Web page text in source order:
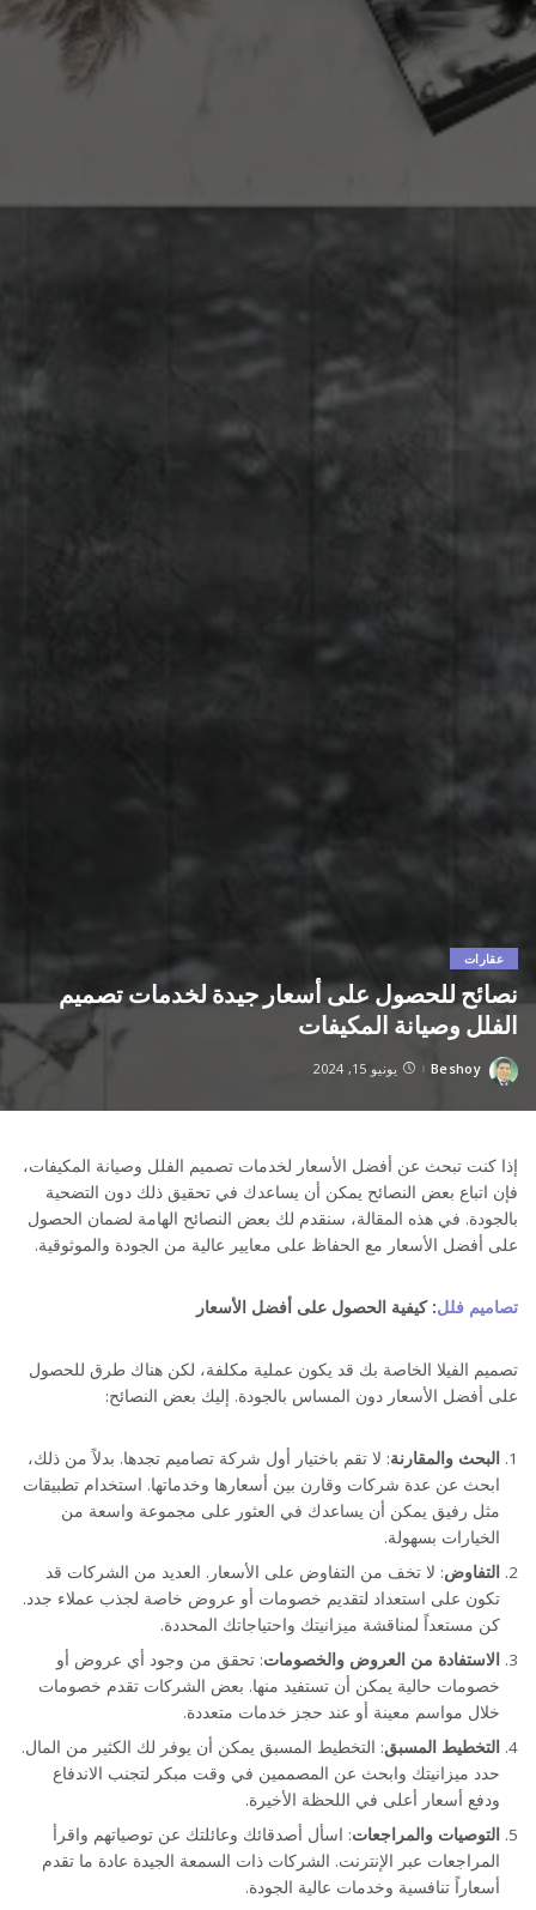
عقارات
نصائح للحصول على أسعار جيدة لخدمات تصميم
الفلل وصيانة المكيفات
Posted
Beshoy يونيو 15, 2024
إذا كنت تبحث عن أفضل الأسعار لخدمات تصميم الفلل وصيانة المكيفات،
فإن اتباع بعض النصائح يمكن أن يساعدك في تحقيق ذلك دون التضحية
بالجودة. في هذه المقالة، سنقدم لك بعض النصائح الهامة لضمان الحصول
على أفضل الأسعار مع الحفاظ على معايير عالية من الجودة والموثوقية.
تصاميم فلل: كيفية الحصول على أفضل الأسعار
تصميم الفيلا الخاصة بك قد يكون عملية مكلفة، لكن هناك طرق للحصول
على أفضل الأسعار دون المساس بالجودة. إليك بعض النصائح:
البحث والمقارنة: لا تقم باختيار أول شركة تصاميم تجدها. بدلاً من ذلك،
ابحث عن عدة شركات وقارن بين أسعارها وخدماتها. استخدام تطبيقات
مثل رفيق يمكن أن يساعدك في العثور على مجموعة واسعة من
الخيارات بسهولة.
التفاوض: لا تخف من التفاوض على الأسعار. العديد من الشركات قد
تكون على استعداد لتقديم خصومات أو عروض خاصة لجذب عملاء جدد.
كن مستعداً لمناقشة ميزانيتك واحتياجاتك المحددة.
الاستفادة من العروض والخصومات: تحقق من وجود أي عروض أو
خصومات حالية يمكن أن تستفيد منها. بعض الشركات تقدم خصومات
خلال مواسم معينة أو عند حجز خدمات متعددة.
التخطيط المسبق: التخطيط المسبق يمكن أن يوفر لك الكثير من المال.
حدد ميزانيتك وابحث عن المصممين في وقت مبكر لتجنب الاندفاع
ودفع أسعار أعلى في اللحظة الأخيرة.
التوصيات والمراجعات: اسأل أصدقائك وعائلتك عن توصياتهم واقرأ
المراجعات عبر الإنترنت. الشركات ذات السمعة الجيدة عادة ما تقدم
أسعاراً تنافسية وخدمات عالية الجودة.